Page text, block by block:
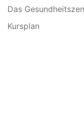
Das
Kursplan